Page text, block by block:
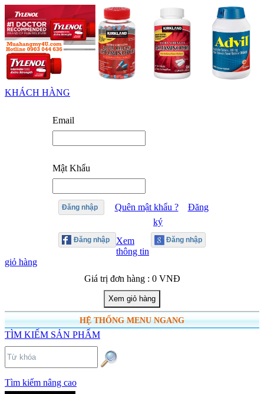
KHÁCH HÀNG
Email
Mật Khẩu
Đăng nhập Quên mật khẩu ?
Đăng
ký
Xem
thông tin
giỏ hàng
Giá trị đơn hàng : 0 VNĐ
HỆ THỐNG MENU NGANG
TÌM KIẾM SẢN PHẨM
Tìm kiếm nâng cao